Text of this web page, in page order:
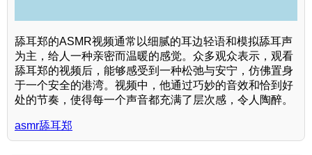
舔耳郑的ASMR视频通常以细腻的耳边轻语和模拟舔耳声
为主，给人一种亲密而温暖的感觉。众多观众表示，观看
舔耳郑的视频后，能够感受到一种松弛与安宁，仿佛置身
于一个安全的港湾。视频中，他通过巧妙的音效和恰到好
处的节奏，使得每一个声音都充满了层次感，令人陶醉。
asmr舔耳郑